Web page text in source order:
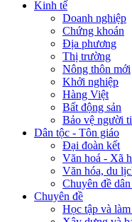
Kinh tế
Doanh nghiệp
Chứng khoán
Địa phương
Thị trường
Nông thôn mới
Khởi nghiệp
Hàng Việt
Bất động sản
Bảo vệ người
Dân tộc - Tôn giáo
Đại đoàn kết
Văn hoá - Xã
Văn hóa, du
Chuyên đề
Chuyên đề
Học tập và